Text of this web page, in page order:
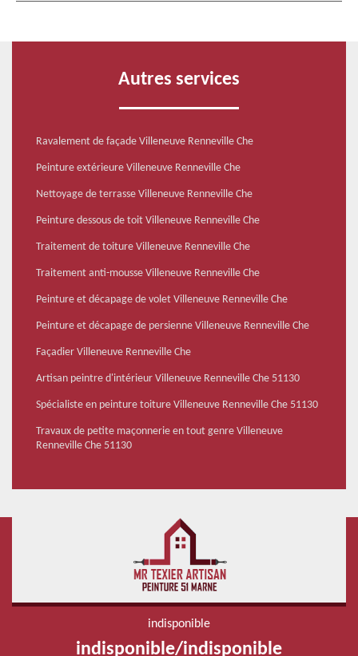
Autres services
Ravalement de façade Villeneuve Renneville Che
Peinture extérieure Villeneuve Renneville Che
Nettoyage de terrasse Villeneuve Renneville Che
Peinture dessous de toit Villeneuve Renneville Che
Traitement de toiture Villeneuve Renneville Che
Traitement anti-mousse Villeneuve Renneville Che
Peinture et décapage de volet Villeneuve Renneville Che
Peinture et décapage de persienne Villeneuve Renneville Che
Façadier Villeneuve Renneville Che
Artisan peintre d'intérieur Villeneuve Renneville Che 51130
Spécialiste en peinture toiture Villeneuve Renneville Che 51130
Travaux de petite maçonnerie en tout genre Villeneuve
Renneville Che 51130
indisponible
indisponible/indisponible